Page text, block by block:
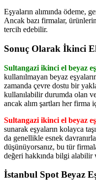
Eşyaların alımında ödeme,
Ancak bazı firmalar,
tercih edebilir.
Sonuç Olarak İkinci El
Sultangazi ikinci el beyaz
kullanılmayan beyaz
zamanda çevre dostu bir
kullanılabilir durumda olan
ancak alım şartları her firma
Sultangazi ikinci el beyaz
sunarak eşyaların kolayca
da genellikle esnek
düşünüyorsanız, bu tür
değeri hakkında bilgi alabilir
İstanbul Spot Beyaz